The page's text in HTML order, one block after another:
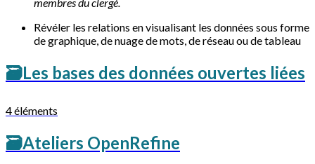
Révéler les relations en visualisant les données sous forme
de graphique, de nuage de mots, de réseau ou de tableau
🗃Les bases des données ouvertes liées
4 éléments
🗃Ateliers OpenRefine